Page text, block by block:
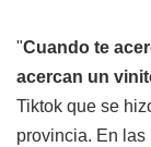
"Cuando te
acercan un
Tiktok que se
provincia. En